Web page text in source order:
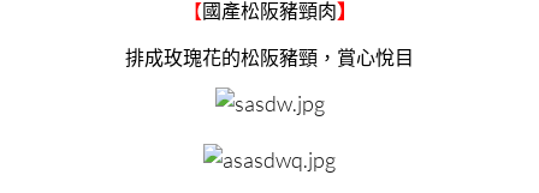
【 國產松阪豬頸肉】
排成玫瑰花的松阪豬頸，賞心悅目